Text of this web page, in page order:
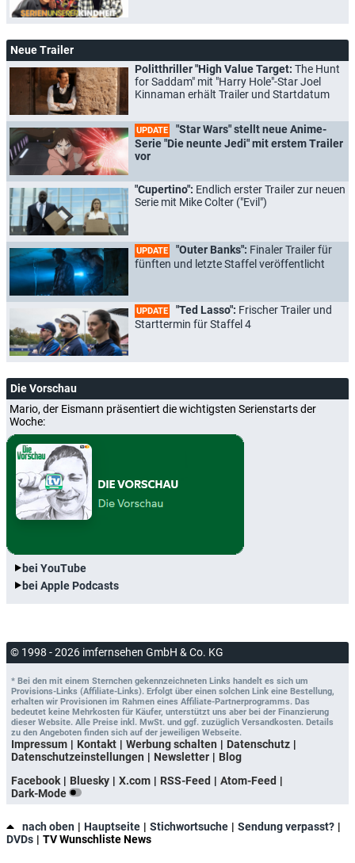
Neue Trailer
Politthriller "High Value Target: The Hunt
for Saddam" mit "Harry Hole"-Star Joel
Kinnaman erhält Trailer und Startdatum
UPDATE
"Star Wars" stellt neue Anime-
Serie "Die neunte Jedi" mit erstem Trailer
vor
"Cupertino": Endlich erster Trailer zur neuen
Serie mit Mike Colter ("Evil")
UPDATE "Outer Banks": Finaler Trailer für
fünften und letzte Staffel veröffentlicht
UPDATE "Ted Lasso": Frischer Trailer und
Starttermin für Staffel 4
Die Vorschau
Mario, der Eismann präsentiert die wichtigsten Serienstarts der
Woche:
bei YouTube
bei Apple Podcasts
© 1998 - 2026 imfernsehen GmbH & Co. KG
* Bei den mit einem Sternchen gekennzeichneten Links handelt es sich um
Provisions-Links (Affiliate-Links). Erfolgt über einen solchen Link eine Bestellung,
erhalten wir Provisionen im Rahmen eines Affiliate-Partnerprogramms. Das
bedeutet keine Mehrkosten für Käufer, unterstützt uns aber bei der Finanzierung
dieser Website. Alle Preise inkl. MwSt. und ggf. zuzüglich Versandkosten. Details
zu den Angeboten finden sich auf der jeweiligen Webseite.
Impressum Kontakt Werbung schalten
Datenschutz
Datenschutzeinstellungen
Newsletter
Blog
Facebook
Bluesky X.com RSS-Feed
Atom-Feed
Dark-Mode
nach oben Hauptseite Stichwortsuche
Sendung verpasst?
DVDs
TV Wunschliste News